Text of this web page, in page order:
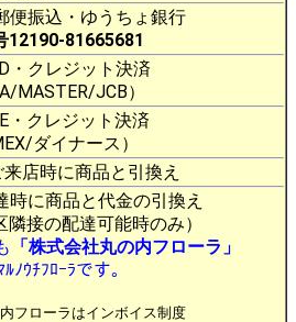
便振込・ゆうちょ銀行
12190-81665681
D・クレジット決済
MASTER/JCB）
E・クレジット決済
ダイナース）
来店時に商品と引換え
時に商品と代金の引換え
接の配達可能時のみ）
「株式会社丸の内フローラ」
ﾉｳﾁﾌﾛｰﾗです。
フローラはインボイス制度